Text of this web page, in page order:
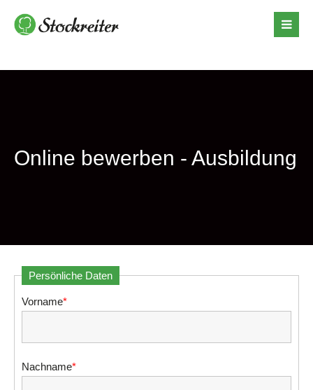
Online bewerben - Ausbildung
Persönliche Daten
Vorname*
Nachname*